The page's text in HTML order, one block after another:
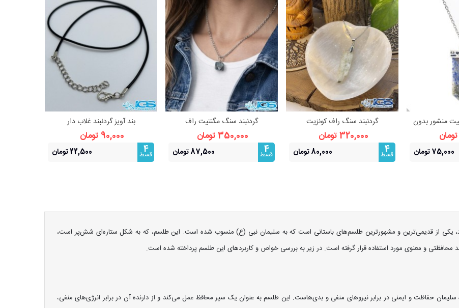
بیشترمنشور بدون
75,000 تومان
مشاهده بیشتر
گردنبند سنگ راف کونزیت
320,000 تومان
4
قسط 80,000 تومان
مشاهده بیشتر
گردنبند سنگ مگنتیت راف
350,000 تومان
4
قسط 87,500 تومان
مشاهده بیشتر
بند آویز گردنبند غلاب دار
90,000 تومان
4
قسط 22,500 تومان
یکی از قدیمی‌ترین و مشهورترین طلسم‌های باستانی است که به سلیمان نبی (ع) منسوب شده است. این طلسم، که به شکل ستاره‌ای شش‌پر است،
محافظتی و معنوی مورد استفاده قرار گرفته است. در زیر به بررسی خواص و کاربردهای این طلسم پرداخته شده است.
حفاظت و ایمنی در برابر نیروهای منفی و بدی‌هاست. این طلسم به عنوان یک سپر محافظ عمل می‌کند و از دارنده آن در برابر انرژی‌های منفی،